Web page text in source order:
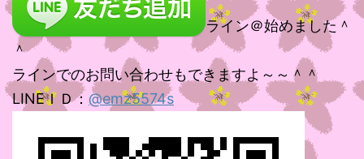
ライン＠始めました＾
＾
ラインでのお問い合わせもできますよ～～＾＾
LINEＩＤ： @emz5574s